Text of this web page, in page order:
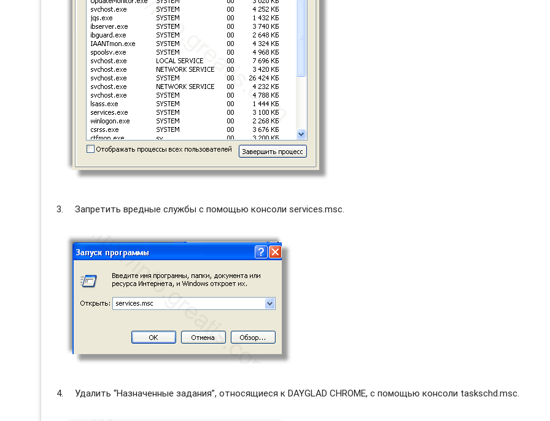
Запретить вредные службы с помощью консоли services.msc.
Удалить “Назначенные задания”, относящиеся к DAYGLAD CHROME, с помощью консоли taskschd.msc.